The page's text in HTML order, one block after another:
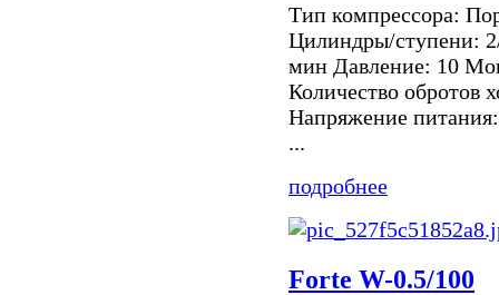
Тип компрессора:
Цилиндры/ступени:
мин Давление: 10
Количество обротов
Напряжение
...
подробнее
Forte W-0.5/100